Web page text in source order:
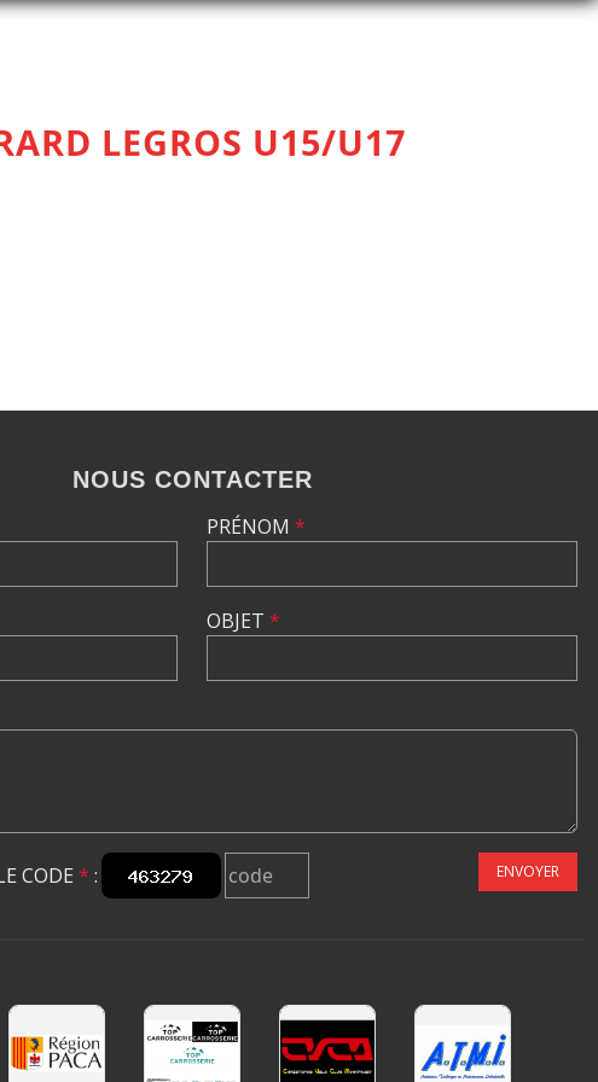
LEGROS U15/U17
NOUS CONTACTER
PRÉNOM *
OBJET *
CODE * : ENVOYER